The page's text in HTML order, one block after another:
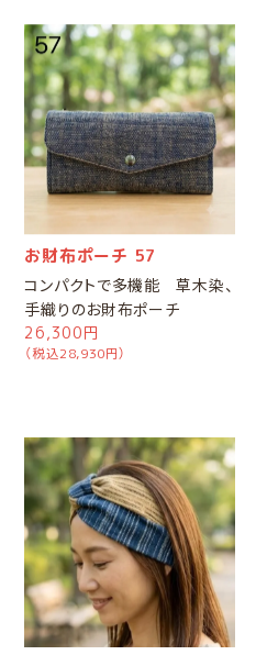
お財布ポーチ 57
コンパクトで多機能 草木染、
手織りのお財布ポーチ
26,300円
（税込28,930円）